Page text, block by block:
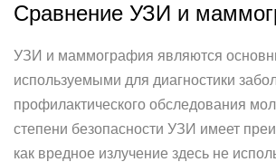
Сравнение УЗИ и
УЗИ и маммография являются
используемыми для диагностики
профилактического обследования
степени безопасности УЗИ имеет
как вредное излучение здесь не